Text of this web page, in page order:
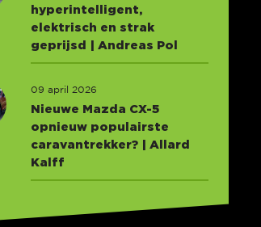
hyperintelligent,
elektrisch en strak
geprijsd | Andreas Pol
09 april 2026
Nieuwe Mazda CX-5
opnieuw populairste
caravantrekker? | Allard
Kalff